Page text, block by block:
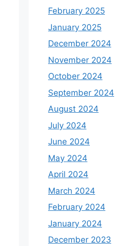
February 2025
January 2025
December 2024
November 2024
October 2024
September 2024
August 2024
July 2024
June 2024
May 2024
April 2024
March 2024
February 2024
January 2024
December 2023